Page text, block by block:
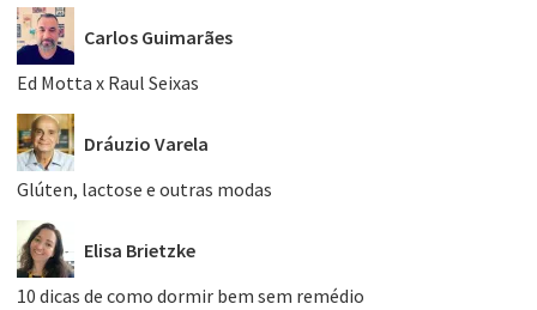
Carlos Guimarães
Ed Motta x Raul Seixas
Dráuzio Varela
Glúten, lactose e outras modas
Elisa Brietzke
10 dicas de como dormir bem sem remédio